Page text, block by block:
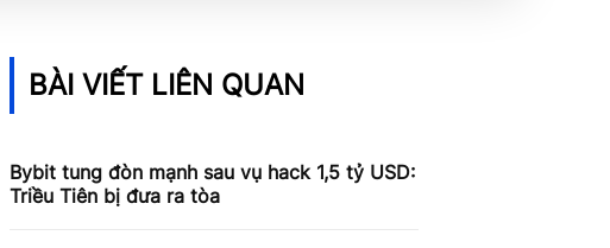
BÀI VIẾT LIÊN QUAN
Bybit tung đòn mạnh sau vụ hack 1,5 tỷ USD:
Triều Tiên bị đưa ra tòa